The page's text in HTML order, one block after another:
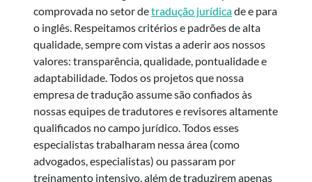
comprovada no setor detradução jurídicade e para
o inglês. Respeitamos critérios e padrões de alta
qualidade, sempre com vistas a aderir aos nossos
valores: transparência, qualidade, pontualidade e
adaptabilidade. Todos os projetos que nossa
empresa de tradução assume são confiados às
nossas equipes de tradutores e revisores altamente
qualificados no campo jurídico. Todos esses
especialistas trabalharam nessa área (como
advogados, especialistas) ou passaram por
treinamento intensivo, além de traduzirem apenas